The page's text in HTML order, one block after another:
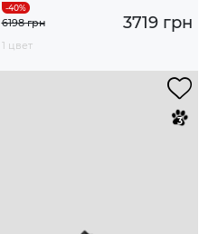
3719 грн
6198 грн
1 цвет